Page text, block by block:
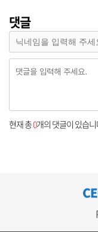
댓글
현재 총0개의 댓글이 있습